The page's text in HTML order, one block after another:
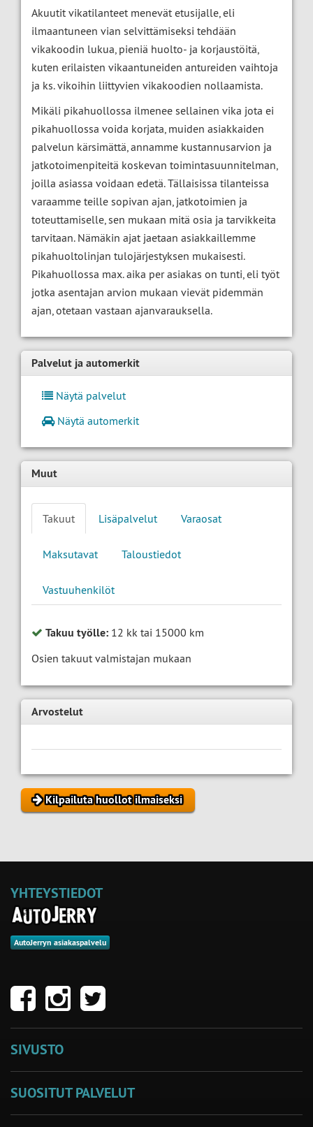
Akuutit vikatilanteet menevät etusijalle, eli
ilmaantuneen vian selvittämiseksi tehdään
vikakoodin lukua, pieniä huolto- ja korjaustöitä,
kuten erilaisten vikaantuneiden antureiden vaihtoja
ja ks. vikoihin liittyvien vikakoodien nollaamista.
Mikäli pikahuollossa ilmenee sellainen vika jota ei
pikahuollossa voida korjata, muiden asiakkaiden
palvelun kärsimättä, annamme kustannusarvion ja
jatkotoimenpiteitä koskevan toimintasuunnitelman,
joilla asiassa voidaan edetä. Tällaisissa tilanteissa
varaamme teille sopivan ajan, jatkotoimien ja
toteuttamiselle, sen mukaan mitä osia ja tarvikkeita
tarvitaan. Nämäkin ajat jaetaan asiakkaillemme
pikahuoltolinjan tulojärjestyksen mukaisesti.
Pikahuollossa max. aika per asiakas on tunti, eli työt
jotka asentajan arvion mukaan vievät pidemmän
ajan, otetaan vastaan ajanvarauksella.
Palvelut ja automerkit
Näytä palvelut
Näytä automerkit
Muut
Takuut Lisäpalvelut Varaosat
Maksutavat Taloustiedot
Vastuuhenkilöt
Takuu työlle: 12 kk tai 15000 km
Osien takuut valmistajan mukaan
Arvostelut
Kilpailuta huollot ilmaiseksi
YHTEYSTIEDOT
AutoJerryn asiakaspalvelu
SIVUSTO
SUOSITUT PALVELUT